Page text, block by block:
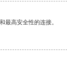
最高安全性的连接。